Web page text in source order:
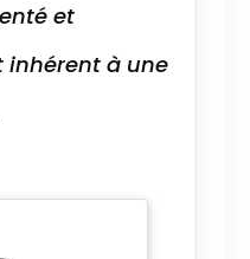
et
inhérent à une